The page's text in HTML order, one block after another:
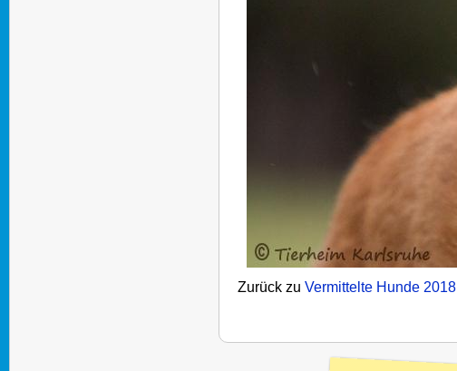
Zurück zu Vermittelte Hunde 2018